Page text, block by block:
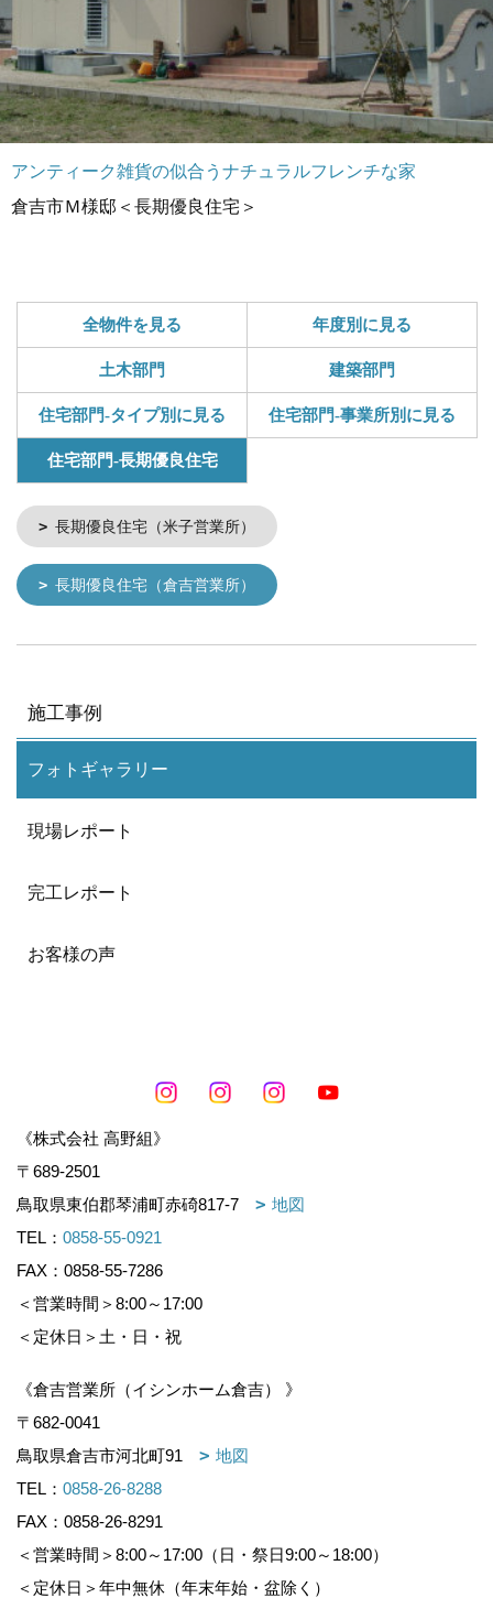
アンティーク雑貨の似合うナチュラルフレンチな家
倉吉市Ｍ様邸＜長期優良住宅＞
全物件を見る 年度別に見る
土木部門 建築部門
住宅部門-タイプ別に見る 住宅部門-事業所別に見る
住宅部門-長期優良住宅
長期優良住宅（米子営業所）
長期優良住宅（倉吉営業所）
施工事例
フォトギャラリー
現場レポート
完工レポート
お客様の声
《株式会社 高野組》
〒689-2501
鳥取県東伯郡琴浦町赤碕817-7
地図
TEL： 0858-55-0921
FAX：0858-55-7286
＜営業時間＞8:00～17:00
＜定休日＞土・日・祝
《倉吉営業所（イシンホーム倉吉） 》
〒682-0041
鳥取県倉吉市河北町91
地図
TEL： 0858-26-8288
FAX：0858-26-8291
＜営業時間＞8:00～17:00（日・祭日9:00～18:00）
＜定休日＞年中無休（年末年始・盆除く）